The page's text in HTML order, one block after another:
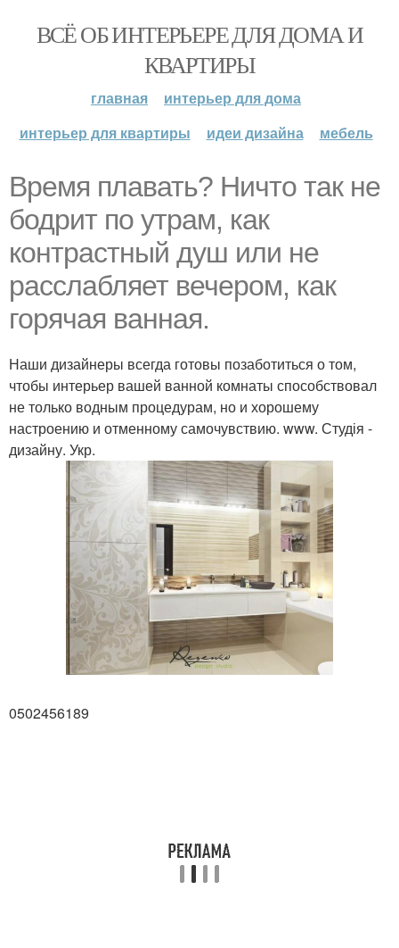
ВСЁ ОБ ИНТЕРЬЕРЕ ДЛЯ ДОМА И
КВАРТИРЫ
главная
интерьер для дома
интерьер для квартиры
идеи дизайна мебель
Время плавать? Ничто так не
бодрит по утрам, как
контрастный душ или не
расслабляет вечером, как
горячая ванная.
Наши дизайнеры всегда готовы позаботиться о том,
чтобы интерьер вашей ванной комнаты способствовал
не только водным процедурам, но и хорошему
настроению и отменному самочувствию. www. Студія -
дизайну. Укр.
0502456189